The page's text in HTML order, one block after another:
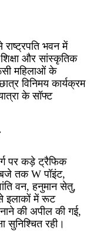
राष्ट्रपति भवन में
और सांस्कृतिक
महिलाओं के
विनिमय कार्यक्रम
के सॉफ्ट
पर कड़े ट्रैफिक
तक W पॉइंट,
वन, हनुमान सेतु,
इलाकों में रूट
की अपील की गई,
सुनिश्चित रही।